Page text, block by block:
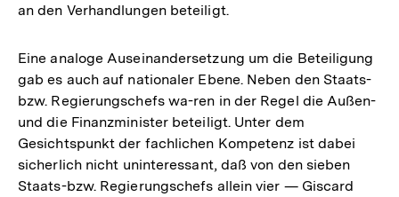
an den Verhandlungen beteiligt.
Eine analoge Auseinandersetzung um die Beteiligung
gab es auch auf nationaler Ebene. Neben den Staats-
bzw. Regierungschefs wa-ren in der Regel die Außen-
und die Finanzminister beteiligt. Unter dem
Gesichtspunkt der fachlichen Kompetenz ist dabei
sicherlich nicht uninteressant, daß von den sieben
Staats-bzw. Regierungschefs allein vier — Giscard